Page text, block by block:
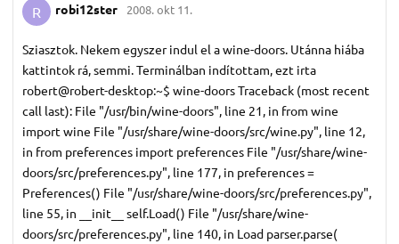
R robi12ster 2008. okt 11.
Sziasztok. Nekem egyszer indul el a wine-doors. Utánna hiába
kattintok rá, semmi. Terminálban indítottam, ezt irta
robert@robert-desktop:~$ wine-doors Traceback (most recent
call last): File "/usr/bin/wine-doors", line 21, in from wine
import wine File "/usr/share/wine-doors/src/wine.py", line 12,
in from preferences import preferences File "/usr/share/wine-
doors/src/preferences.py", line 177, in preferences =
Preferences() File "/usr/share/wine-doors/src/preferences.py",
line 55, in __init__ self.Load() File "/usr/share/wine-
doors/src/preferences.py", line 140, in Load parser.parse(